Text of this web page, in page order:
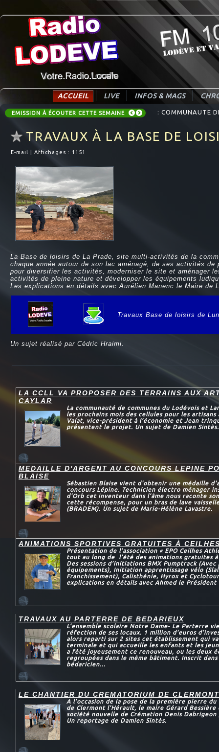
ACCUEIL LIVE INFOS & MAGS
EMISSION À ÉCOUTER CETTE SEMAINE : COMMUNAUTE
TRAVAUX À LA BASE DE
E-mail Affichages : 1151
La Base de loisirs de La Prade, site multi-activités de la
chaque année autour de son lac aménagé, de ses activités
pour diversifier les activités, moderniser le site et aménager
activités de pleine nature et développer les équipements
Les explications en détails avec Aurélien Manenc le Maire de
Travaux Base de loisirs de
Un sujet réalisé par Cédric Hraimi.
LA CCLL VA PROPOSER DES TERRAINS AUX
CAYLAR
La communauté de communes du Lodévois et
les prochains mois des cellules pour les artisans
Valat, vice-président à l’économie et Jean
présentent le projet. Un sujet de Damien Sintès.
MEDAILLE D'ARGENT AU CONCOURS LEPINE
BLAISE
Sébastien Blaise vient d'obtenir une médaille
concours Lépine. Technicien électro ménager
d'Orb cet inventeur dans l’âme nous raconte
cette récompense, pour un bras de lave
(BRADEM). Un sujet de Marie-Hélène Lavastre.
ANIMATIONS SPORTIVES GRATUITES À
Présentation de l’association « EPO Ceilhes
tout au long de l’été des animations gratuites à
Des sessions d’initiations BMX Pumptrack
équipements), Initiation apprentissage vélo
Franchissement), Calisthénie, Hyrox et
explications en détails avec Ahmed le Président
TRAVAUX AU PARTERRE DE BEDARIEUX
L’ensemble scolaire Notre Dame- Le Parterre
réfection de ses locaux. 1 million d'euros
alors reparti sur 2 sites cet établissement qui
terminale et qui accueille les enfants et les
a fêté joyeusement ce renouveau, ou les deux
regroupées dans le même bâtiment. Inscrit dans
bédaricien...
LE CHANTIER DU CREMATORIUM DE
A l’occasion de la pose de la première pierre
de Clermont l’Hérault, le maire Gérard
société nouvelle de Crémation Denis
Un reportage de Damien Sintès.